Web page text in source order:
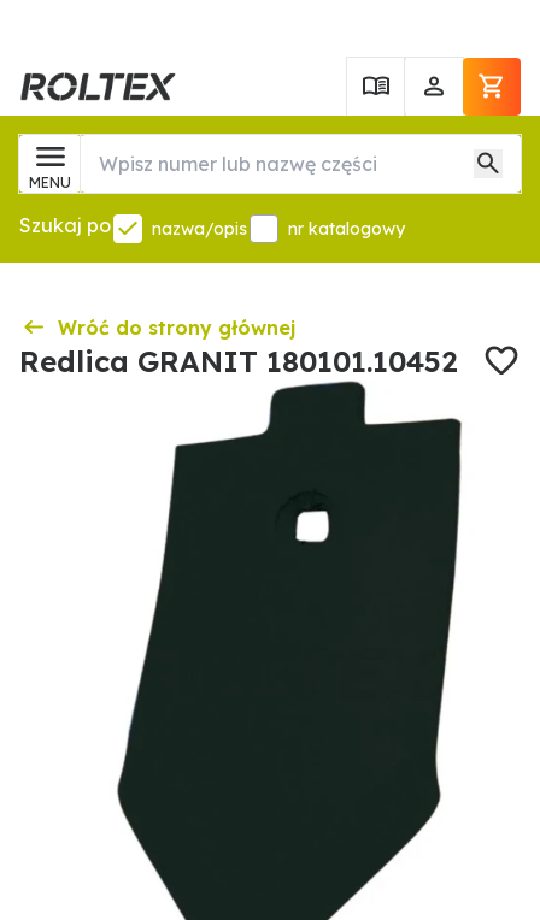
MENU
Szukaj po nazwa/opis nr katalogowy
Wróć do strony głównej
Redlica GRANIT 180101.10452